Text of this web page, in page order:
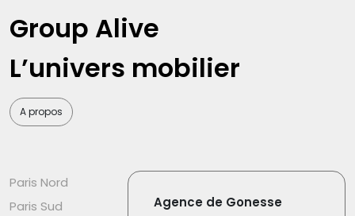
Group Alive
L’univers mobilier
A propos
Paris Nord
Paris Sud
Agence de Gonesse